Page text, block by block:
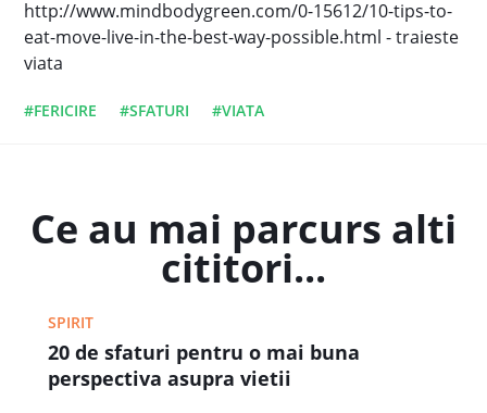
http://www.mindbodygreen.com/0-15612/10-tips-to-
eat-move-live-in-the-best-way-possible.html - traieste
viata
#FERICIRE #SFATURI #VIATA
Ce au mai parcurs alti
cititori...
SPIRIT
20 de sfaturi pentru o mai buna
perspectiva asupra vietii